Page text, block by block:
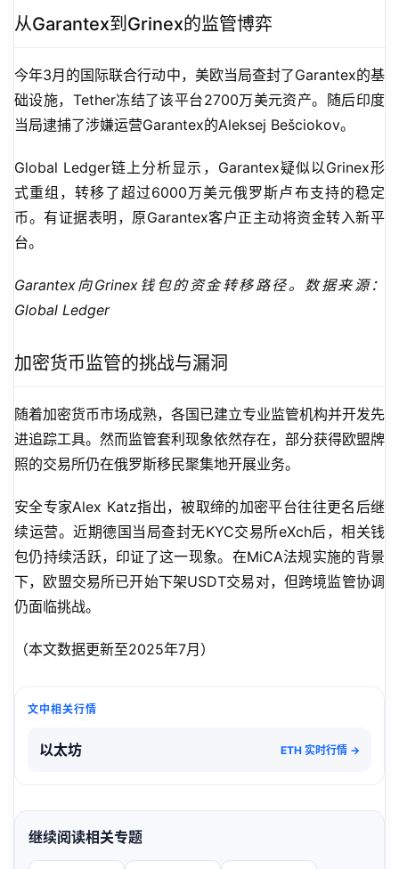
从Garantex到Grinex的监管博弈
今年3月的国际联合行动中，美欧当局查封了Garantex的基
础设施，Tether冻结了该平台2700万美元资产。随后印度
当局逮捕了涉嫌运营Garantex的Aleksej Bešciokov。
Global Ledger链上分析显示，Garantex疑似以Grinex形
式重组，转移了超过6000万美元俄罗斯卢布支持的稳定
币。有证据表明，原Garantex客户正主动将资金转入新平
台。
Garantex向Grinex钱包的资金转移路径。数据来源：
Global Ledger
加密货币监管的挑战与漏洞
随着加密货币市场成熟，各国已建立专业监管机构并开发先
进追踪工具。然而监管套利现象依然存在，部分获得欧盟牌
照的交易所仍在俄罗斯移民聚集地开展业务。
安全专家Alex Katz指出，被取缔的加密平台往往更名后继
续运营。近期德国当局查封无KYC交易所eXch后，相关钱
包仍持续活跃，印证了这一现象。在MiCA法规实施的背景
下，欧盟交易所已开始下架USDT交易对，但跨境监管协调
仍面临挑战。
（本文数据更新至2025年7月）
文中相关行情
以太坊 ETH 实时行情 →
继续阅读相关专题